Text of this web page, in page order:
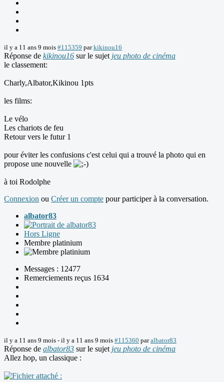
il y a 11 ans 9 mois #115359 parkikinou16
Réponse de kikinou16 sur le sujet jeu photo de cinéma
le classement:
Charly,Albator,Kikinou 1pts
les films:
Le vélo
Les chariots de feu
Retour vers le futur 1
pour éviter les confusions c'est celui qui a trouvé la photo qui en
propose une nouvelle
à toi Rodolphe
Connexion ou Créer un compte pour participer à la conversation.
albator83
Hors Ligne
Membre platinium
Messages : 12477
Remerciements reçus 1634
il y a 11 ans 9 mois - il y a 11 ans 9 mois #115360 paralbator83
Réponse de albator83 sur le sujet jeu photo de cinéma
Allez hop, un classique :